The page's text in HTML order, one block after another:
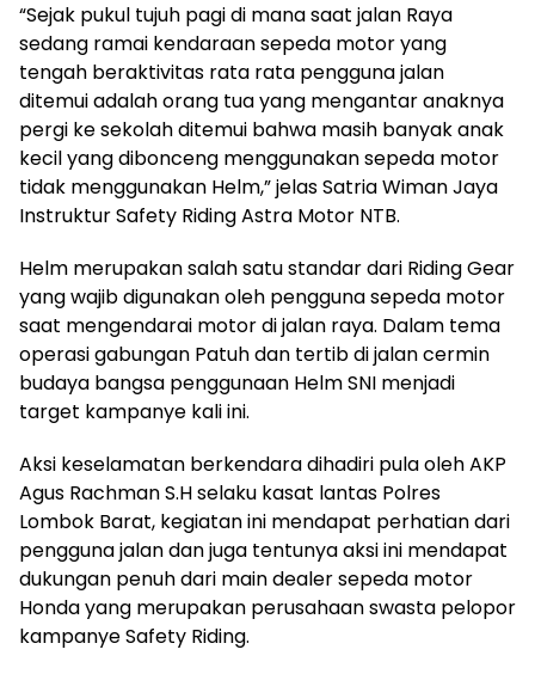
“Sejak pukul tujuh pagi di mana saat jalan Raya
sedang ramai kendaraan sepeda motor yang
tengah beraktivitas rata rata pengguna jalan
ditemui adalah orang tua yang mengantar anaknya
pergi ke sekolah ditemui bahwa masih banyak anak
kecil yang dibonceng menggunakan sepeda motor
tidak menggunakan Helm,” jelas Satria Wiman Jaya
Instruktur Safety Riding Astra Motor NTB.
Helm merupakan salah satu standar dari Riding Gear
yang wajib digunakan oleh pengguna sepeda motor
saat mengendarai motor di jalan raya. Dalam tema
operasi gabungan Patuh dan tertib di jalan cermin
budaya bangsa penggunaan Helm SNI menjadi
target kampanye kali ini.
Aksi keselamatan berkendara dihadiri pula oleh AKP
Agus Rachman S.H selaku kasat lantas Polres
Lombok Barat, kegiatan ini mendapat perhatian dari
pengguna jalan dan juga tentunya aksi ini mendapat
dukungan penuh dari main dealer sepeda motor
Honda yang merupakan perusahaan swasta pelopor
kampanye Safety Riding.